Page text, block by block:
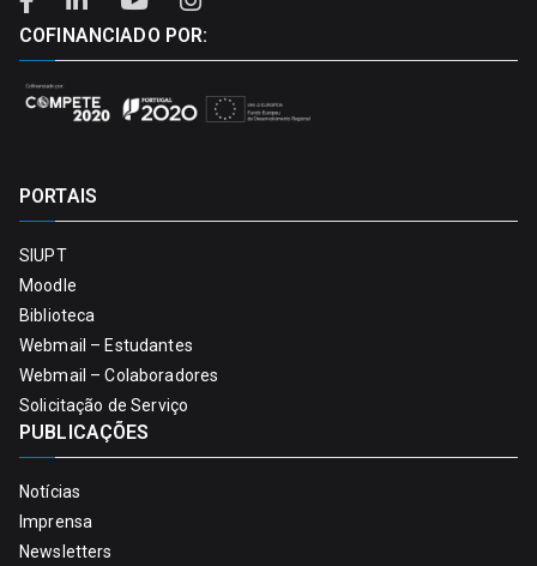
COFINANCIADO POR:
PORTAIS
SIUPT
Moodle
Biblioteca
Webmail – Estudantes
Webmail – Colaboradores
Solicitação de Serviço
PUBLICAÇÕES
Notícias
Imprensa
Newsletters